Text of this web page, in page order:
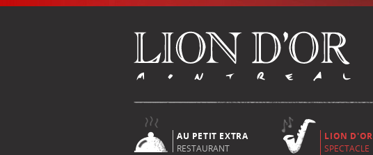
AU PETIT EXTRA
RESTAURANT
LION D'OR
SPECTACLE